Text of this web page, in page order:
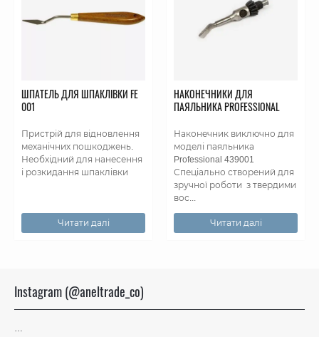
ШПАТЕЛЬ ДЛЯ ШПАКЛІВКИ FE
001
Пристрій для відновлення
механічних пошкоджень.
Необхідний для нанесення
і розкидання шпаклівки
Читати далі
НАКОНЕЧНИКИ ДЛЯ
ПАЯЛЬНИКА PROFESSIONAL
Наконечник виключно для
моделі паяльника
Professional 439001
Спеціально створений для
зручної роботи з твердими
вос...
Читати далі
Instagram (@aneltrade_co)